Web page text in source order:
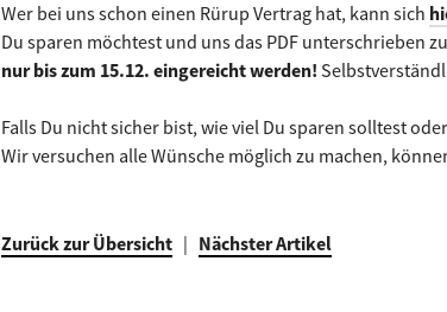
Wer bei uns schon einen Rürup Vertrag hat, kann sich
Du sparen möchtest und uns das PDF unterschrieben
nur bis zum 15.12. eingereicht werden!
Falls Du nicht sicher bist, wie viel Du sparen solltest
Wir versuchen alle Wünsche möglich zu machen,
Zurück zur Übersicht | Nächster Artikel